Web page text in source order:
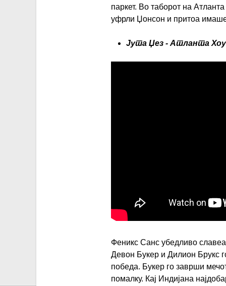
паркет. Во таборот на
уфрли Џонсон и притоа
Јута Џез - Атланта
Феникс Санс убедливо
Девон Букер и Дилион Брукс
победа. Букер го заврши
помалку. Кај Индијана